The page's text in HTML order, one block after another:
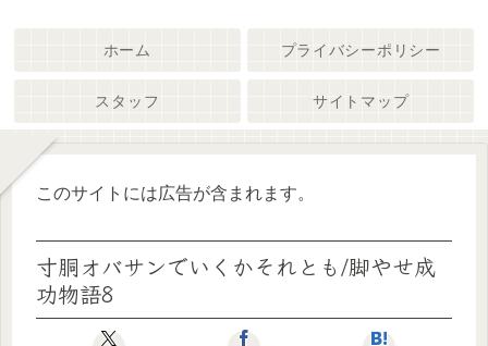
ホーム プライバシーポリシー
スタッフ サイトマップ
このサイトには広告が含まれます。
寸胴オバサンでいくかそれとも/脚やせ成
功物語8